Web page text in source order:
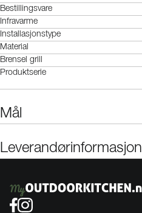
Bestillingsvare
Infravarme
Installasjonstype
Material
Brensel grill
Produktserie
Mål
Leverandørinformasjon